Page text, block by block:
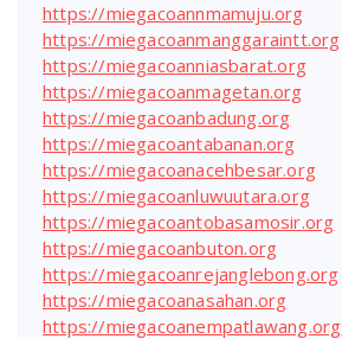
https://miegacoannmamuju.org
https://miegacoanmanggaraintt.org
https://miegacoanniasbarat.org
https://miegacoanmagetan.org
https://miegacoanbadung.org
https://miegacoantabanan.org
https://miegacoanacehbesar.org
https://miegacoanluwuutara.org
https://miegacoantobasamosir.org
https://miegacoanbuton.org
https://miegacoanrejanglebong.org
https://miegacoanasahan.org
https://miegacoanempatlawang.org